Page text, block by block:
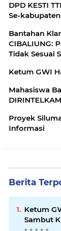
DPD KESTI
Se-
Bantahan
CIBALIUNG: Penggunaan
Tidak Sesuai
Ketum GWI
Mahasiswa
Proyek
Informasi
Berita
Ketum
Sambut